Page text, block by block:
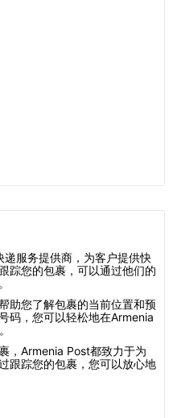
递服务提供商，为客户提供快
踪您的包裹，可以通过他们的
助您了解包裹的当前位置和预
码，您可以轻松地在Armenia
，Armenia Post都致力于为
跟踪您的包裹，您可以放心地